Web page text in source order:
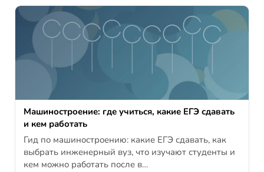
Машиностроение: где учиться, какие ЕГЭ сдавать
и кем работать
Гид по машиностроению: какие ЕГЭ сдавать, как
выбрать инженерный вуз, что изучают студенты и
кем можно работать после в…